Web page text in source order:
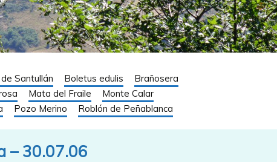
Santullán Boletus edulis
Brañosera
Mata del Fraile
Monte Calar
Pozo Merino Roblón de Peñablanca
– 30.07.06